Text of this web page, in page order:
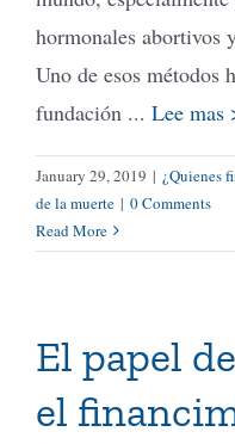
hormonales abortivos
Uno de esos métodos
fundación ... Lee mas
January 29, 2019 | ¿Quienes
de la muerte | 0 Comments
Read More
El papel
el